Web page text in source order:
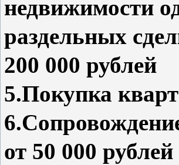
недвижимости
раздельных
200 000
5.Покупка
от 50 000 рублей